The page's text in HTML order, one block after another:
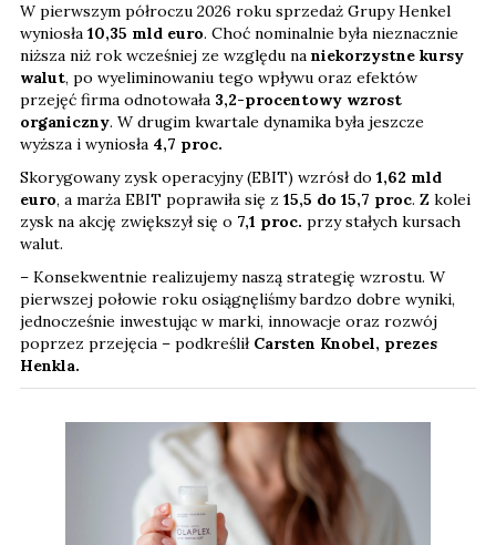
W pierwszym półroczu 2026 roku sprzedaż Grupy Henkel
wyniosła 10,35 mld euro. Choć nominalnie była nieznacznie
niższa niż rok wcześniej ze względu na niekorzystne kursy
walut, po wyeliminowaniu tego wpływu oraz efektów
przejęć firma odnotowała 3,2-procentowy wzrost
organiczny. W drugim kwartale dynamika była jeszcze
wyższa i wyniosła 4,7 proc.
Skorygowany zysk operacyjny (EBIT) wzrósł do 1,62 mld
euro, a marża EBIT poprawiła się z 15,5 do 15,7 proc. Z kolei
zysk na akcję zwiększył się o 7,1 proc. przy stałych kursach
walut.
– Konsekwentnie realizujemy naszą strategię wzrostu. W
pierwszej połowie roku osiągnęliśmy bardzo dobre wyniki,
jednocześnie inwestując w marki, innowacje oraz rozwój
poprzez przejęcia – podkreślił Carsten Knobel, prezes
Henkla.